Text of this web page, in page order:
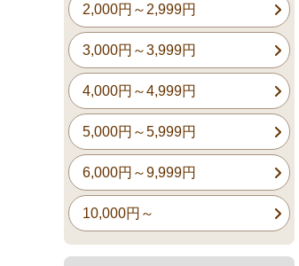
2,000円～2,999円
3,000円～3,999円
4,000円～4,999円
5,000円～5,999円
6,000円～9,999円
10,000円～